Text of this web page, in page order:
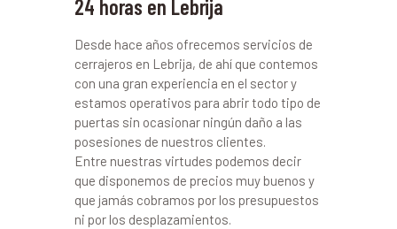
24 horas en Lebrija
Desde hace años ofrecemos servicios de
cerrajeros en Lebrija, de ahí que contemos
con una gran experiencia en el sector y
estamos operativos para abrir todo tipo de
puertas sin ocasionar ningún daño a las
posesiones de nuestros clientes.
Entre nuestras virtudes podemos decir
que disponemos de precios muy buenos y
que jamás cobramos por los presupuestos
ni por los desplazamientos.